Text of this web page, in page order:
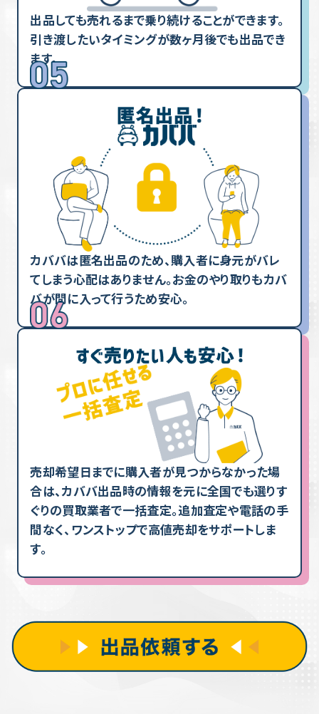
出品しても売れるまで乗り続けることができます。
引き渡したいタイミングが数ヶ月後でも出品でき
ます。
カババは匿名出品のため、購入者に身元がバレ
てしまう心配はありません。お金のやり取りもカバ
バが間に入って行うため安心。
売却希望日までに購入者が見つからなかった場
合は、カババ出品時の情報を元に全国でも選りす
ぐりの買取業者で一括査定。追加査定や電話の手
間なく、ワンストップで高値売却をサポートしま
す。